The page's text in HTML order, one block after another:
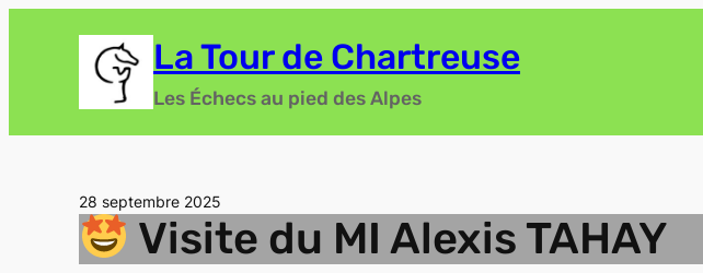
La Tour de Chartreuse
Les Échecs au pied des Alpes
28 septembre 2025
Visite du MI Alexis TAHAY